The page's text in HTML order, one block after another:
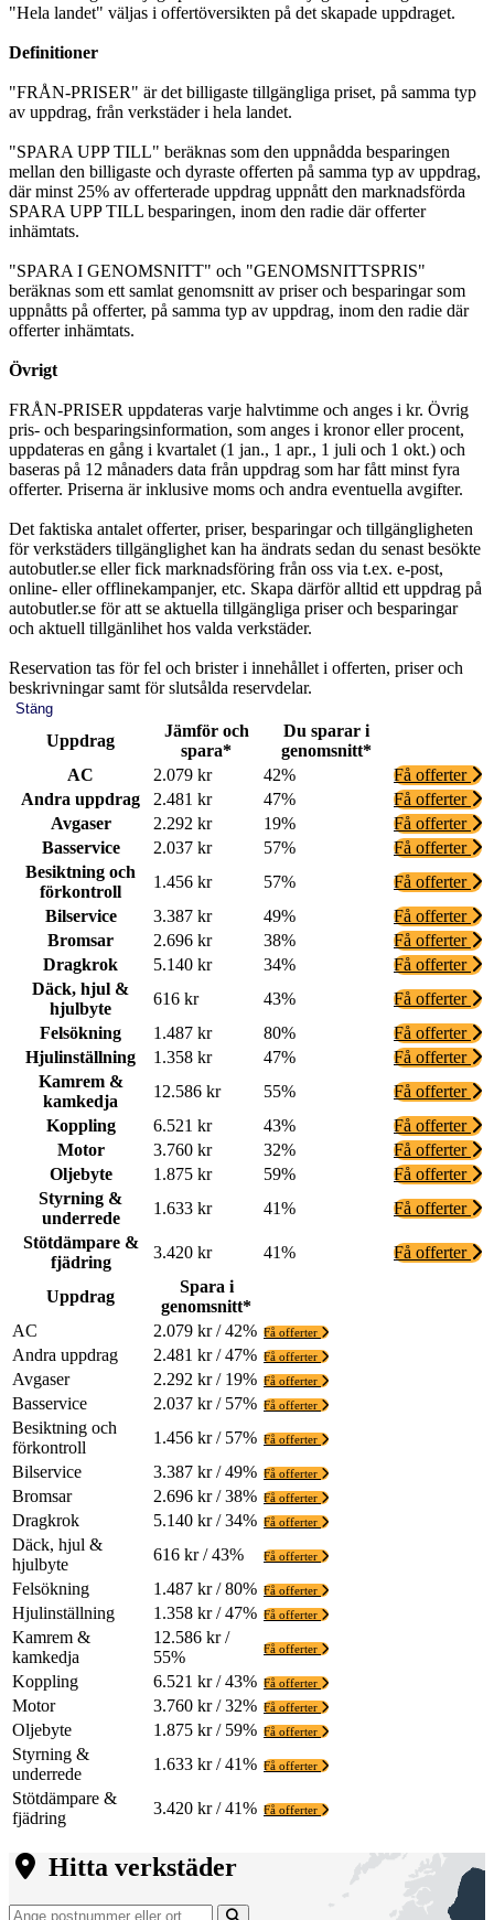
"Hela landet" väljas i offertöversikten på det skapade uppdraget.
Definitioner
"FRÅN-PRISER" är det billigaste tillgängliga priset, på samma typ
av uppdrag, från verkstäder i hela landet.
"SPARA UPP TILL" beräknas som den uppnådda besparingen
mellan den billigaste och dyraste offerten på samma typ av uppdrag,
där minst 25% av offerterade uppdrag uppnått den marknadsförda
SPARA UPP TILL besparingen, inom den radie där offerter
inhämtats.
"SPARA I GENOMSNITT" och "GENOMSNITTSPRIS"
beräknas som ett samlat genomsnitt av priser och besparingar som
uppnåtts på offerter, på samma typ av uppdrag, inom den radie där
offerter inhämtats.
Övrigt
FRÅN-PRISER uppdateras varje halvtimme och anges i kr. Övrig
pris- och besparingsinformation, som anges i kronor eller procent,
uppdateras en gång i kvartalet (1 jan., 1 apr., 1 juli och 1 okt.) och
baseras på 12 månaders data från uppdrag som har fått minst fyra
offerter. Priserna är inklusive moms och andra eventuella avgifter.
Det faktiska antalet offerter, priser, besparingar och tillgängligheten
för verkstäders tillgänglighet kan ha ändrats sedan du senast besökte
autobutler.se eller fick marknadsföring från oss via t.ex. e-post,
online- eller offlinekampanjer, etc. Skapa därför alltid ett uppdrag på
autobutler.se för att se aktuella tillgängliga priser och besparingar
och aktuell tillgänlihet hos valda verkstäder.
Reservation tas för fel och brister i innehållet i offerten, priser och
beskrivningar samt för slutsålda reservdelar.
Stäng
Uppdrag
Jämför och
spara*
Du sparar i
genomsnitt*
AC
2.079 kr 42%
Få offerter
Andra uppdrag
2.481 kr 47%
Få offerter
Avgaser
2.292 kr 19%
Få offerter
Basservice
2.037 kr 57%
Få offerter
Besiktning och
förkontroll
1.456 kr 57%
Få offerter
Bilservice
3.387 kr 49%
Få offerter
Bromsar
2.696 kr 38%
Få offerter
Dragkrok
5.140 kr 34%
Få offerter
Däck, hjul &
hjulbyte
616 kr 43%
Få offerter
Felsökning
1.487 kr 80%
Få offerter
Hjulinställning
1.358 kr 47%
Få offerter
Kamrem &
kamkedja
12.586 kr 55%
Få offerter
Koppling
6.521 kr 43%
Få offerter
Motor
3.760 kr 32%
Få offerter
Oljebyte
1.875 kr 59%
Få offerter
Styrning &
underrede
1.633 kr 41%
Få offerter
Stötdämpare &
fjädring
3.420 kr 41% Få offerter
Uppdrag
Spara i
genomsnitt*
AC
2.079 kr / 42% Få offerter
Andra uppdrag 2.481 kr / 47% Få offerter
Avgaser 2.292 kr / 19% Få offerter
Basservice 2.037 kr / 57% Få offerter
Besiktning och
förkontroll
1.456 kr / 57% Få offerter
Bilservice 3.387 kr / 49% Få offerter
Bromsar 2.696 kr / 38% Få offerter
Dragkrok 5.140 kr / 34% Få offerter
Däck, hjul &
hjulbyte
616 kr / 43% Få offerter
Felsökning 1.487 kr / 80% Få offerter
Hjulinställning 1.358 kr / 47% Få offerter
Kamrem &
kamkedja
12.586 kr /
55%
Få offerter
Koppling 6.521 kr / 43% Få offerter
Motor 3.760 kr / 32% Få offerter
Oljebyte 1.875 kr / 59% Få offerter
Styrning &
underrede
1.633 kr / 41% Få offerter
Stötdämpare &
fjädring
3.420 kr / 41% Få offerter
Hitta verkstäder